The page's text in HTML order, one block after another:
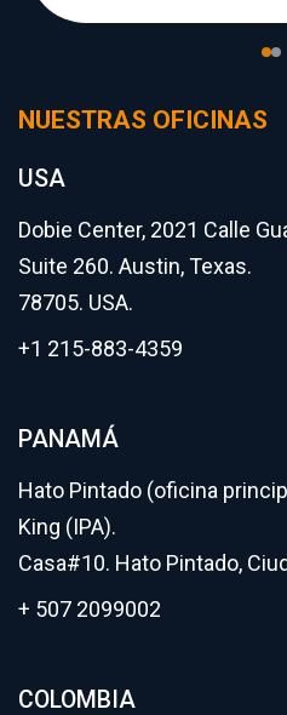
NUESTRAS OFICINAS
USA
Dobie Center, 2021 Calle
Suite 260. Austin, Texas.
78705. USA.
+1 215-883-4359
PANAMÁ
Hato Pintado (oficina
King (IPA).
Casa#10. Hato Pintado,
+ 507 2099002
COLOMBIA